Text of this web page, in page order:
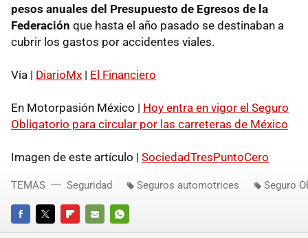
pesos anuales del Presupuesto de Egresos de la
Federación que hasta el año pasado se destinaban a
cubrir los gastos por accidentes viales.
Vía | DiarioMx | El Financiero
En Motorpasión México | Hoy entra en vigor el Seguro
Obligatorio para circular por las carreteras de México
Imagen de este artículo | SociedadTresPuntoCero
FACEBOOKTWITTERFLIPBOARD
E-
WHATSAPP
TEMAS Seguridad Seguros automotrices Seguro